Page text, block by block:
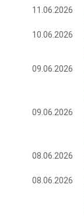
11.06.2026
10.06.2026
09.06.2026
09.06.2026
08.06.2026
08.06.2026